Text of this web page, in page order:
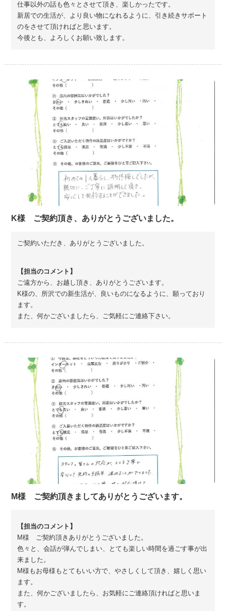
仕事以外の話も色々とさせて頂き、楽しかったです。
新居での生活が、より良い物になれるように、引き続きサポート
のをさせて頂ければと思います。
今後とも、よろしくお願い致します。
K様 ご契約頂き、ありがとうございました。
ご契約いただき、ありがとうございました。
ご遠方から、お越し頂き、ありがとうございます。
K様の、所沢での新生活が、良いものになるように、願っており
ます。
また、何かございましたら、ご気軽にご連絡下さい。
M様 ご契約頂きましてありがとうございます。
M様 ご契約頂きありがとうございました。
色々と、会話が弾んでしまい、とても楽しい時間を過ごす事が出
来ました。
M様もお母様もとてもいい方で、やさしくして頂き、嬉しく思い
ます。
また、何かございましたら、お気軽にご連絡頂ければと思いま
す。